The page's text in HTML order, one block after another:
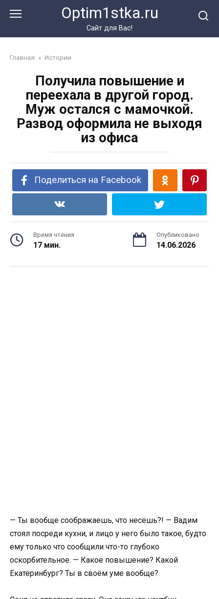
Optim1stka.ru
Сайт для Вас!
Главная » Истории
Получила повышение и
переехала в другой город.
Муж остался с мамочкой.
Развод оформила не выходя
из офиса
Поделиться на Facebook
Время чтения
17 мин.
Опубликовано
14.06.2026
— Ты вообще соображаешь, что несёшь?! — Вадим
стоял посреди кухни, и лицо у него было такое, будто
ему только что сообщили что-то глубоко
оскорбительное. — Какое повышение? Какой
Екатеринбург? Ты в своём уме вообще?